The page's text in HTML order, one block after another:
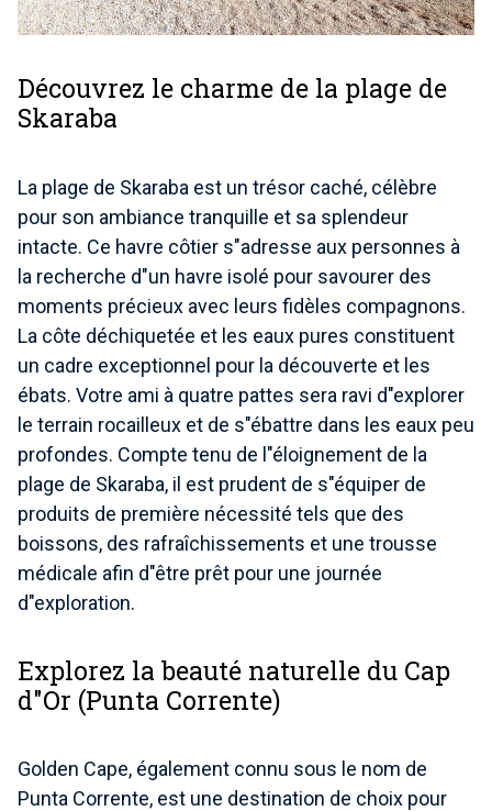
Découvrez le charme de la plage de
Skaraba
La plage de Skaraba est un trésor caché, célèbre
pour son ambiance tranquille et sa splendeur
intacte. Ce havre côtier s"adresse aux personnes à
la recherche d"un havre isolé pour savourer des
moments précieux avec leurs fidèles compagnons.
La côte déchiquetée et les eaux pures constituent
un cadre exceptionnel pour la découverte et les
ébats. Votre ami à quatre pattes sera ravi d"explorer
le terrain rocailleux et de s"ébattre dans les eaux peu
profondes. Compte tenu de l"éloignement de la
plage de Skaraba, il est prudent de s"équiper de
produits de première nécessité tels que des
boissons, des rafraîchissements et une trousse
médicale afin d"être prêt pour une journée
d"exploration.
Explorez la beauté naturelle du Cap
d"Or (Punta Corrente)
Golden Cape, également connu sous le nom de
Punta Corrente, est une destination de choix pour